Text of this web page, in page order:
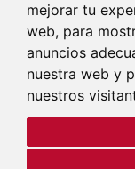
mejorar tu
web, para
anuncios
nuestra web y
nuestros